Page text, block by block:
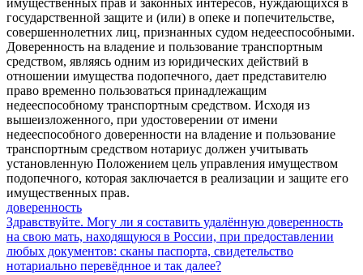
имущественных прав и законных интересов, нуждающихся в
государственной защите и (или) в опеке и попечительстве,
совершеннолетних лиц, признанных судом недееспособными.
Доверенность на владение и пользование транспортным
средством, являясь одним из юридических действий в
отношении имущества подопечного, дает представителю
право временно пользоваться принадлежащим
недееспособному транспортным средством. Исходя из
вышеизложенного, при удостоверении от имени
недееспособного доверенности на владение и пользование
транспортным средством нотариус должен учитывать
установленную Положением цель управления имуществом
подопечного, которая заключается в реализации и защите его
имущественных прав.
доверенность
Здравствуйте. Могу ли я составить удалённую доверенность
на свою мать, находящуюся в России, при предоставлении
любых документов: сканы паспорта, свидетельство
нотариально перевёднное и так далее?